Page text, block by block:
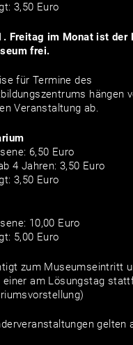
3,50 Euro
Freitag im Monat ist der
frei.
für Termine des
hängen
Veranstaltung ab.
6,50 Euro
4 Jahren: 3,50 Euro
3,50 Euro
10,00 Euro
5,00 Euro
zum Museumseintritt
einer am Lösungstag
gelten